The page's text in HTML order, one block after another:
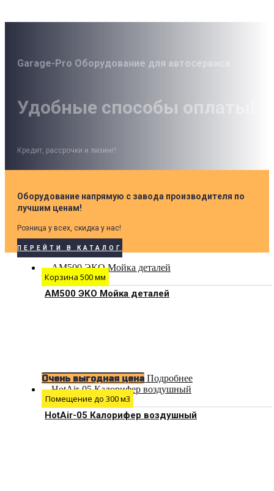
Garage-Pro Оборудование для автосервиса
Удобные способы оплаты!
Кредит, рассрочки и лизинг!
Оборудование напрямую с завода производителя по
лучшим ценам!
Розница у всех, скидка у нас!
ПЕРЕЙТИ В КАТАЛОГ
Корзина 500 мм
АМ500 ЭКО Мойка деталей
Очень выгодная цена Подробнее
Помещение до 300 м3
HotAir-05 Калорифер воздушный